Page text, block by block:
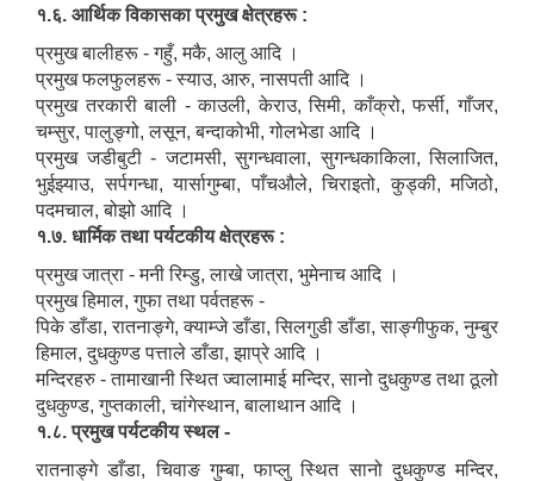
१.६. आर्थिक विकासका प्रमुख क्षेत्रहरू :
प्रमुख बालीहरू - गहुँ, मकै, आलु आदि ।
प्रमुख फलफुलहरू - स्याउ, आरु, नासपती आदि ।
प्रमुख तरकारी बाली - काउली, केराउ, सिमी, काँक्रो, फर्सी, गाँजर,
चम्सुर, पालुङ्गो, लसून, बन्दाकोभी, गोलभेडा आदि ।
प्रमुख जडीबुटी - जटामसी, सुगन्धवाला, सुगन्धकाकिला, सिलाजित,
भुईझ्याउ, सर्पगन्धा, यार्सागुम्बा, पाँचऔले, चिराइतो, कुड्की, मजिठो,
पदमचाल, बोझो आदि ।
१.७. धार्मिक तथा पर्यटकीय क्षेत्रहरू :
प्रमुख जात्रा - मनी रिम्डु, लाखे जात्रा, भुमेनाच आदि ।
प्रमुख हिमाल, गुफा तथा पर्वतहरू -
पिके डाँडा, रातनाङ्गे, क्याम्जे डाँडा, सिलगुडी डाँडा, साङ्गीफुक, नुम्बुर
हिमाल, दुधकुण्ड पत्ताले डाँडा, झाप्रे आदि ।
मन्दिरहरु - तामाखानी स्थित ज्वालामाई मन्दिर, सानो दुधकुण्ड तथा ठूलो
दुधकुण्ड, गुप्तकाली, चांगेस्थान, बालाथान आदि ।
१.८. प्रमुख पर्यटकीय स्थल -
रातनाङ्गे डाँडा, चिवाङ गुम्बा, फाप्लु स्थित सानो दुधकुण्ड मन्दिर,